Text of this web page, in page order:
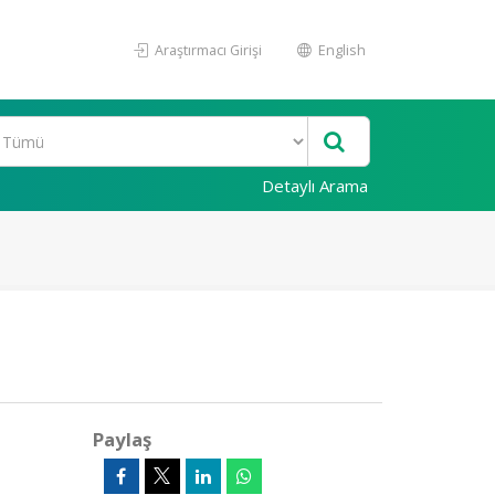
Araştırmacı Girişi English
Detaylı Arama
Paylaş